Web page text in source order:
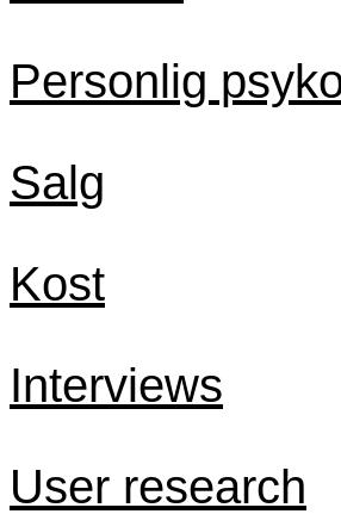
Personlig
Salg
Kost
Interviews
User research